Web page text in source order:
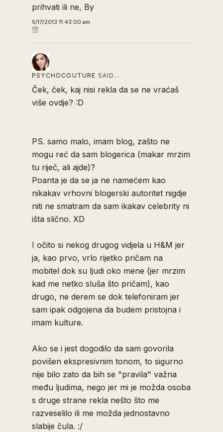
prihvati ili ne, By
5/17/2013 11:43:00 am
PSYCHOCOUTURE SAID…
Ček, ček, kaj nisi rekla da se ne vraćaš
više ovdje? :D
PS. samo malo, imam blog, zašto ne
mogu reć da sam blogerica (makar mrzim
tu riječ, ali ajde)?
Poanta je da se ja ne namećem kao
nikakav vrhovni blogerski autoritet nigdje
niti ne smatram da sam ikakav celebrity ni
išta slično. XD
I očito si nekog drugog vidjela u H&M jer
ja, kao prvo, vrlo rijetko pričam na
mobitel dok su ljudi oko mene (jer mrzim
kad me netko sluša što pričam), kao
drugo, ne derem se dok telefoniram jer
sam ipak odgojena da budem pristojna i
imam kulture.
Ako se i jest dogodilo da sam govorila
povišen ekspresivnim tonom, to sigurno
nije bilo zato da bih se "pravila" važna
među ljudima, nego jer mi je možda osoba
s druge strane rekla nešto što me
razveselilo ili me možda jednostavno
slabije čula. :/